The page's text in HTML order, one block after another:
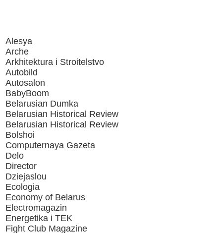
Alesya
Arche
Arkhitektura i Stroitelstvo
Autobild
Autosalon
BabyBoom
Belarusian Dumka
Belarusian Historical Review
Belarusian Historical Review
Bolshoi
Computernaya Gazeta
Delo
Director
Dziejaslou
Ecologia
Economy of Belarus
Electromagazin
Energetika i TEK
Fight Club Magazine